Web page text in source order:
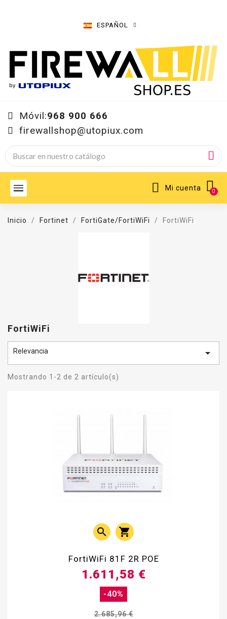
ESPAÑOL
Móvil:968 900 666
firewallshop@utopiux.com
Mi cuenta
Inicio Fortinet FortiGate/FortiWiFi FortiWiFi
FortiWiFi
Relevancia 
Mostrando 1-2 de 2 artículo(s)
 
FortiWiFi 81F 2R POE
2.685,96 €
-40%
1.611,58 €